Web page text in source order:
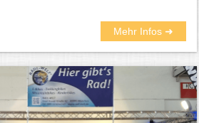
Mehr Infos ➜